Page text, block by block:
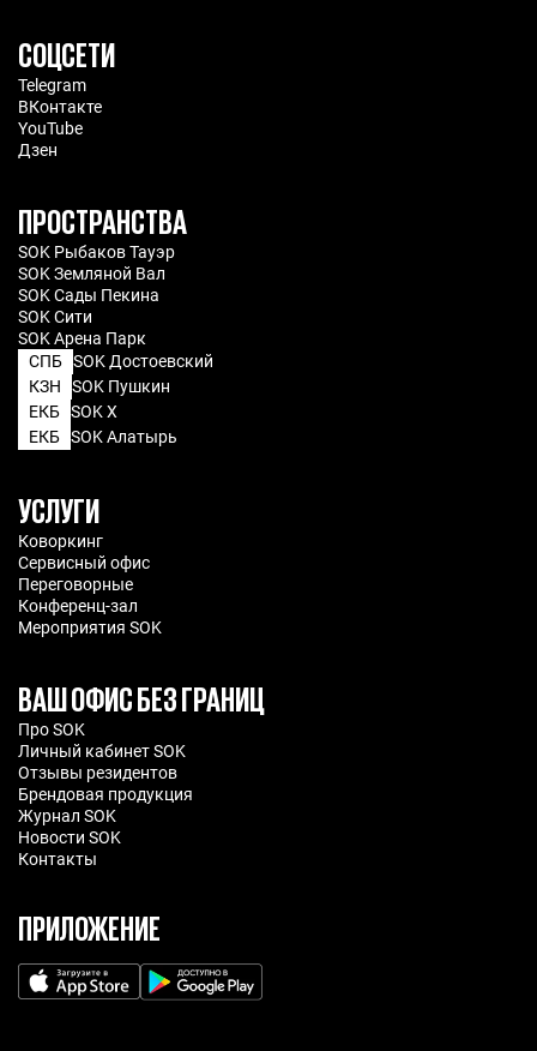
СОЦСЕТИ
Telegram
ВКонтакте
YouTube
Дзен
ПРОСТРАНСТВА
SOK Рыбаков Тауэр
SOK Земляной Вал
SOK Сады Пекина
SOK Сити
SOK Арена Парк
СПБ SOK Достоевский
КЗН
SOK Пушкин
ЕКБ SOK X
ЕКБ SOK Алатырь
УСЛУГИ
Коворкинг
Сервисный офис
Переговорные
Конференц-зал
Мероприятия SOK
ВАШ ОФИС БЕЗ ГРАНИЦ
Про SOK
Личный кабинет SOK
Отзывы резидентов
Брендовая продукция
Журнал SOK
Новости SOK
Контакты
ПРИЛОЖЕНИЕ